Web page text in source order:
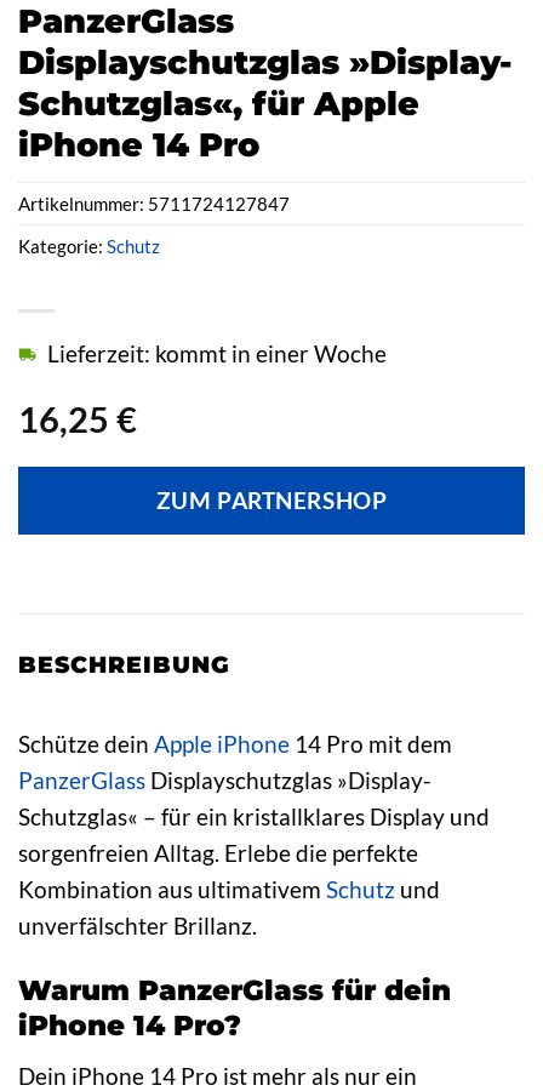
PanzerGlass
Displayschutzglas »Display-
Schutzglas«, für Apple
iPhone 14 Pro
16,25 €
Lieferzeit: kommt in einer Woche
ZUM PARTNERSHOP
Artikelnummer: 5711724127847
Kategorie: Schutz
BESCHREIBUNG
Schütze dein Apple iPhone 14 Pro mit dem
PanzerGlass Displayschutzglas »Display-
Schutzglas« – für ein kristallklares Display und
sorgenfreien Alltag. Erlebe die perfekte
Kombination aus ultimativem Schutz und
unverfälschter Brillanz.
Warum PanzerGlass für dein
iPhone 14 Pro?
Dein iPhone 14 Pro ist mehr als nur ein